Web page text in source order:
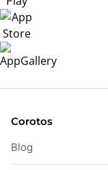
Corotos
Blog